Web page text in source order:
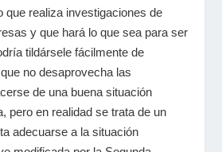
que realiza investigaciones de
y que hará lo que sea para ser
tildársele fácilmente de
no desaprovecha las
de una buena situación
pero en realidad se trata de un
adecuarse a la situación